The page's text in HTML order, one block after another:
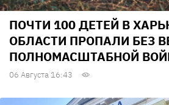
ПОЧТИ 100 ДЕТЕЙ В
ОБЛАСТИ ПРОПАЛИ БЕЗ
ПОЛНОМАСШТАБНОЙ
06 Августа 16:43